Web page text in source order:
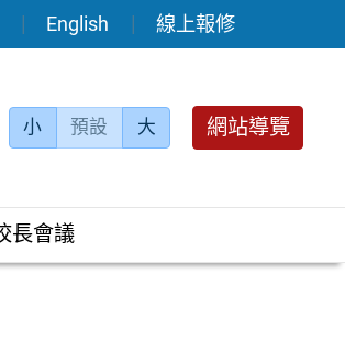
English 線上報修
小 預設 大 網站導覽
長會議